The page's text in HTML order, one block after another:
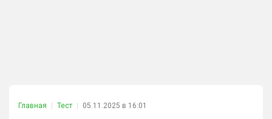
Главная Тест 05.11.2025 в 16:01